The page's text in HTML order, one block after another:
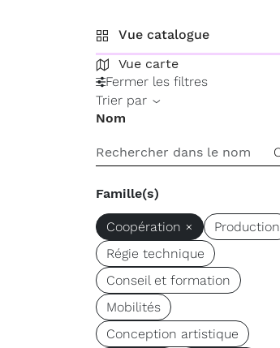
Vue catalogue
Vue carte
Fermer les filtres
Trier par
Nom
Famille(s)
Coopération ×
Production
Régie technique
Conseil et formation
Mobilités
Conception artistique